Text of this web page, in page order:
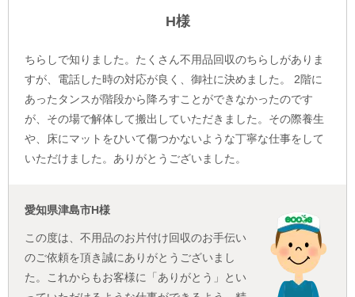
H様
ちらしで知りました。たくさん不用品回収のちらしがありま
すが、電話した時の対応が良く、御社に決めました。 2階に
あったタンスが階段から降ろすことができなかったのです
が、その場で解体して搬出していただきました。その際養生
や、床にマットをひいて傷つかないような丁寧な仕事をして
いただけました。ありがとうございました。
愛知県津島市H様
この度は、不用品のお片付け回収のお手伝い
のご依頼を頂き誠にありがとうございまし
た。これからもお客様に「ありがとう」とい